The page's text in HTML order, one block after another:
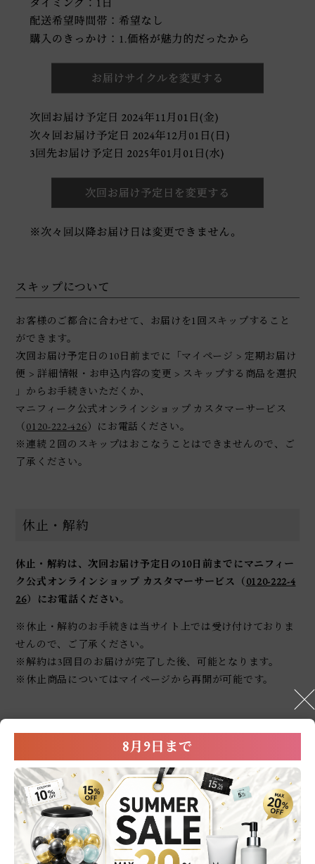
スキップについて
お客様のご都合に合わせて、お届けを1回スキップすること
ができます。
次回お届け予定日の10日前までに「マイページ > 定期お届け
便 > 詳細情報・お申込内容の変更 > スキップする商品を選択
」からお手続きいただくか、
マニフィーク公式オンラインショップ カスタマーサービス
（0120-222-426）にお電話ください。
※連続２回のスキップはおこなうことはできませんので、ご
了承ください。
休止・解約
休止・解約は、次回お届け予定日の10日前までにマニフィー
ク公式オンラインショップ カスタマーサービス（0120-222-4
26）にお電話ください。
※休止・解約のお手続きは当サイト上では受け付けておりま
せんので、ご了承ください。
※解約は3回目のお届けが完了した後、可能となります。
※休止商品についてはマイページから再開が可能です。
お支払いは、【クレジットカード(1回払い)】のみご利用可能
です。
8月9日まで